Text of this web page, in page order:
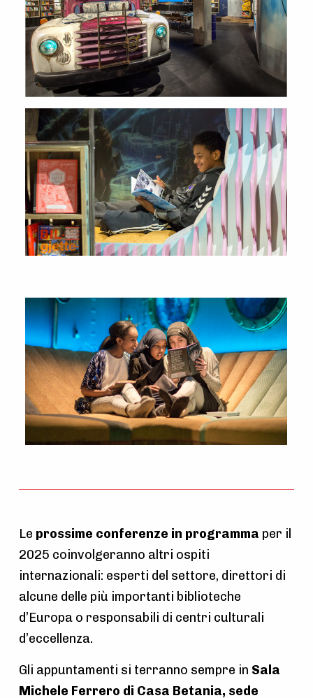
Le prossime conferenze in programma per il
2025 coinvolgeranno altri ospiti
internazionali: esperti del settore, direttori di
alcune delle più importanti biblioteche
d’Europa o responsabili di centri culturali
d’eccellenza.
Gli appuntamenti si terranno sempre in Sala
Michele Ferrero di Casa Betania, sede